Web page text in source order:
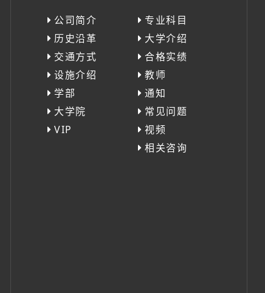
公司简介
历史沿革
交通方式
设施介绍
学部
大学院
VIP
专业科目
大学介绍
合格实绩
教师
通知
常见问题
视频
相关咨询